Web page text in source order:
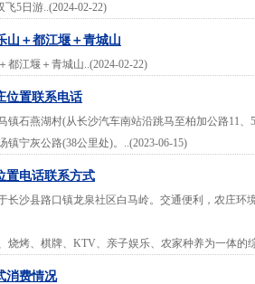
5日游..(2024-02-22)
山＋都江堰＋青城山
都江堰＋青城山..(2024-02-22)
位置联系电话
镇石燕湖村(从长沙汽车南站沿跳马至柏加公路11
镇宁灰公路(38公里处)。..(2023-06-15)
置电话联系方式
长沙县路口镇龙泉社区白马岭。交通便利，农庄环
烧烤、棋牌、KTV、亲子娱乐、农家种养为一体的
消费情况